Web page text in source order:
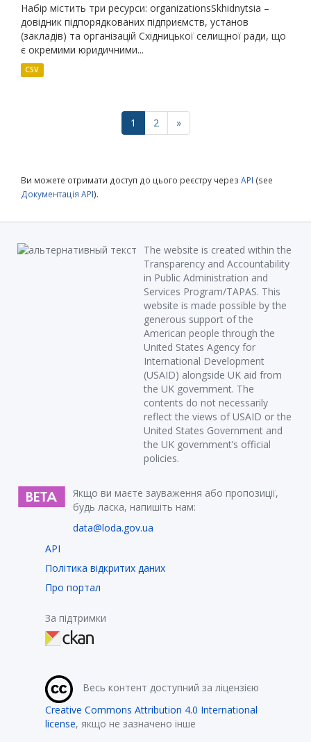
Набір містить три ресурси: organizationsSkhidnytsia –
довідник підпорядкованих підприємств, установ
(закладів) та організацій Східницької селищної ради, що
є окремими юридичними...
CSV
1 2 »
Ви можете отримати доступ до цього реєстру через API (see
Документація API).
The website is created within the
Transparency and Accountability
in Public Administration and
Services Program/TAPAS. This
website is made possible by the
generous support of the
American people through the
United States Agency for
International Development
(USAID) alongside UK aid from
the UK government. The
contents do not necessarily
reflect the views of USAID or the
United States Government and
the UK government’s official
policies.
Якщо ви маєте зауваження або пропозиції,
будь ласка, напишіть нам:
data@loda.gov.ua
API
Політика відкритих даних
Про портал
За підтримки
Весь контент доступний за ліцензією
Creative Commons Attribution 4.0 International
license, якщо не зазначено інше